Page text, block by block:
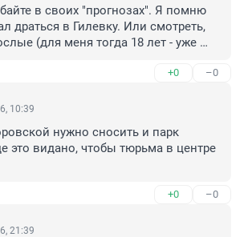
в своих "прогнозах". Я помню
драться в Гилевку. Или смотреть,
(для меня тогда 18 лет - уже
в Гилевской места, в березняке, они
но там полно самостийных
эпитафии 17-20 летним
гулять можно круглосуточно, и не
и красиво.
стало так же на это у нас и
парка?
+0 –0
10:39
нужно сносить и парк
это видано, чтобы тюрьма в центре
+0 –0
21:39